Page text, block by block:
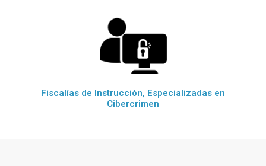
Fiscalías de Instrucción, Especializadas en
Cibercrimen